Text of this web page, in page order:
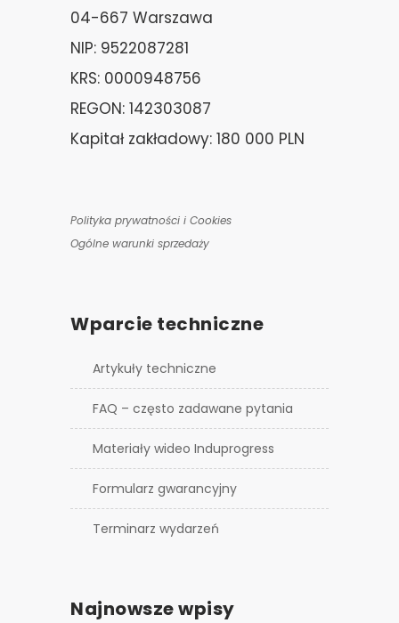
04-667 Warszawa
NIP: 9522087281
KRS: 0000948756
REGON: 142303087
Kapitał zakładowy: 180 000 PLN
Polityka prywatności i Cookies
Ogólne warunki sprzedaży
Wparcie techniczne
Artykuły techniczne
FAQ – często zadawane pytania
Materiały wideo Induprogress
Formularz gwarancyjny
Terminarz wydarzeń
Najnowsze wpisy